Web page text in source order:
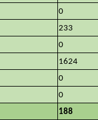
0
233
0
1624
0
0
188